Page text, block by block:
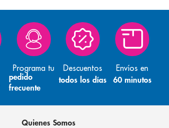
Programa tu
pedido
frecuente
Descuentos
todos los días
Envíos en
60 minutos
Quienes Somos